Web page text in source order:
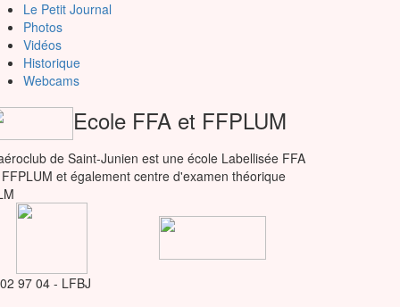
Le Petit Journal
Photos
Vidéos
Historique
Webcams
Ecole FFA et FFPLUM
de Saint-Junien est une école Labellisée FFA
et également centre d'examen théorique
97 04 - LFBJ